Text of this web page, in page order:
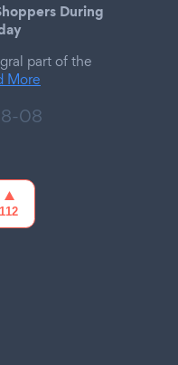
During
part of the
More
08